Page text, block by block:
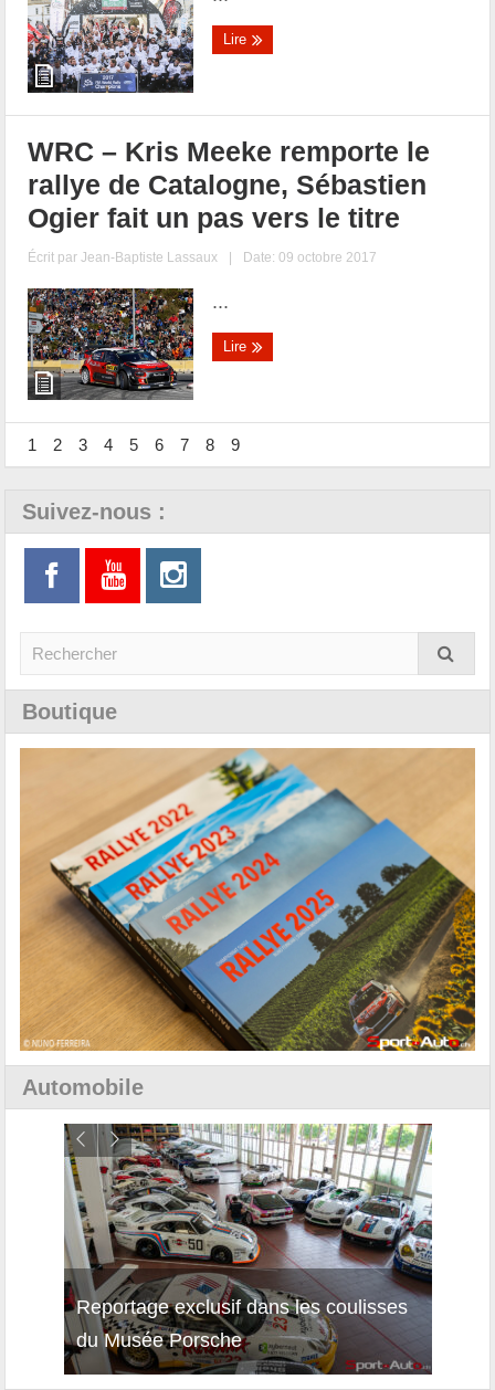
Lire
WRC – Kris Meeke remporte le
rallye de Catalogne, Sébastien
Ogier fait un pas vers le titre
Écrit parJean-Baptiste Lassaux | Date: 09 octobre 2017
...
Lire
1 2 3 4 5 6 7 8 9
Suivez-nous :
Boutique
Automobile
Reportage exclusif dans les coulisses
du Musée Porsche